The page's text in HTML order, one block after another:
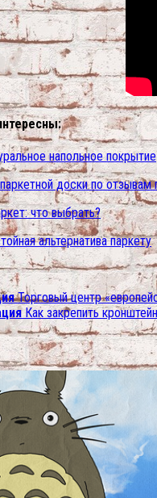
напольное покрытие
доски по отзывам
что выбрать?
альтернатива паркету
Торговый центр
Как закрепить